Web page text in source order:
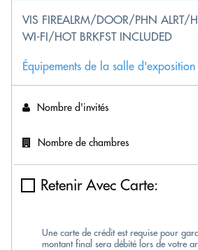
VIS FIREALRM/DOOR/PHN ALRT/
WI-FI/HOT BRKFST INCLUDED
Équipements de la salle d'exposition
Nombre d'invités
Nombre de chambres
Retenir Avec Carte:
Une carte de crédit est requise pour
montant final sera débité lors de votre